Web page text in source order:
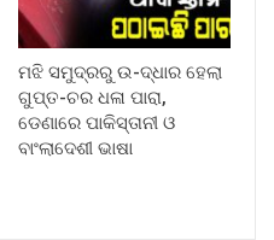
ମଝି ସମୁଦ୍ରରୁ ଉ-ଦ୍ଧାର ହେଲା
ଗୁପ୍ତ-ଚର ଧଳା ପାରା,
ଡେଣାରେ ପାକିସ୍ତାନୀ ଓ
ବାଂଲାଦେଶୀ ଭାଷା